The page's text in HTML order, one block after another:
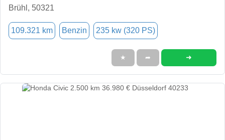
Brühl, 50321
109.321 km Benzin 235 kw (320 PS)
★ ➦ ➜